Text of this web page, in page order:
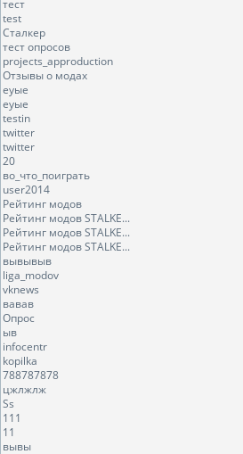
тест
test
Сталкер
тест опросов
projects_approduction
Отзывы о модах
еуые
еуые
testin
twitter
twitter
20
во_что_поиграть
user2014
Рейтинг модов
Рейтинг модов STALKE...
Рейтинг модов STALKE...
Рейтинг модов STALKE...
вывывыв
liga_modov
vknews
вавав
Опрос
ыв
infocentr
kopilka
788787878
цжлжлж
Ss
111
11
вывы